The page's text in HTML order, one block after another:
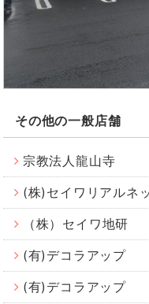
その他の一般店舗
宗教法人龍山寺
(株)セイワリアルネ
（株）セイワ地研
(有)デコラアップ
(有)デコラアップ